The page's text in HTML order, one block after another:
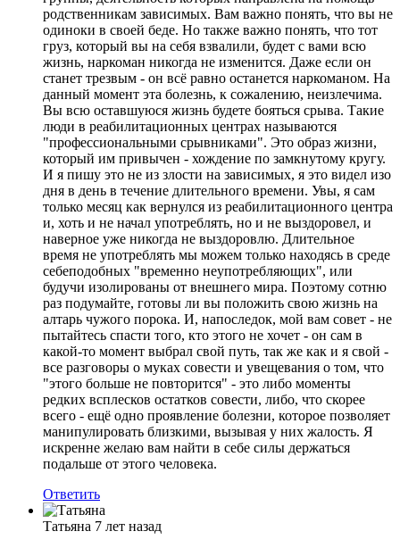
родственникам зависимых. Вам важно понять, что вы не
одиноки в своей беде. Но также важно понять, что тот
груз, который вы на себя взвалили, будет с вами всю
жизнь, наркоман никогда не изменится. Даже если он
станет трезвым - он всё равно останется наркоманом. На
данный момент эта болезнь, к сожалению, неизлечима.
Вы всю оставшуюся жизнь будете бояться срыва. Такие
люди в реабилитационных центрах называются
"профессиональными срывниками". Это образ жизни,
который им привычен - хождение по замкнутому кругу.
И я пишу это не из злости на зависимых, я это видел изо
дня в день в течение длительного времени. Увы, я сам
только месяц как вернулся из реабилитационного центра
и, хоть и не начал употреблять, но и не выздоровел, и
наверное уже никогда не выздоровлю. Длительное
время не употреблять мы можем только находясь в среде
себеподобных "временно неупотребляющих", или
будучи изолированы от внешнего мира. Поэтому сотню
раз подумайте, готовы ли вы положить свою жизнь на
алтарь чужого порока. И, напоследок, мой вам совет - не
пытайтесь спасти того, кто этого не хочет - он сам в
какой-то момент выбрал свой путь, так же как и я свой -
все разговоры о муках совести и увещевания о том, что
"этого больше не повторится" - это либо моменты
редких всплесков остатков совести, либо, что скорее
всего - ещё одно проявление болезни, которое позволяет
манипулировать близкими, вызывая у них жалость. Я
искренне желаю вам найти в себе силы держаться
подальше от этого человека.
Ответить
Татьяна 7 лет назад